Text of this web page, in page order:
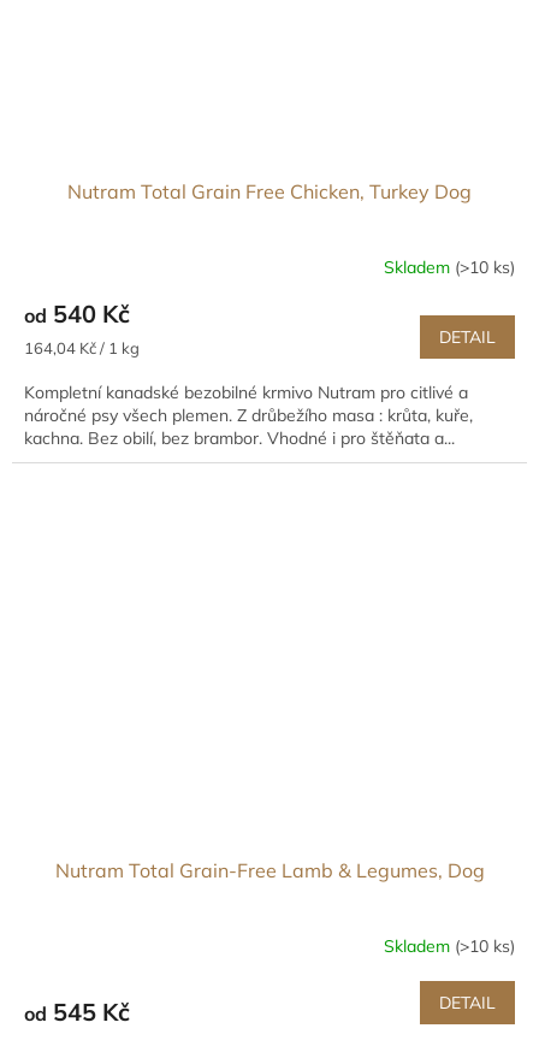
Nutram Total Grain Free Chicken, Turkey Dog
Skladem (>10 ks)
od 540 Kč
Měrná
164,04 Kč / 1 kg DETAIL
Kompletní kanadské bezobilné krmivo Nutram pro citlivé a
náročné psy všech plemen. Z drůbežího masa : krůta, kuře,
kachna. Bez obilí, bez brambor. Vhodné i pro štěňata a...
Nutram Total Grain-Free Lamb & Legumes, Dog
Skladem (>10 ks)
od 545 Kč DETAIL